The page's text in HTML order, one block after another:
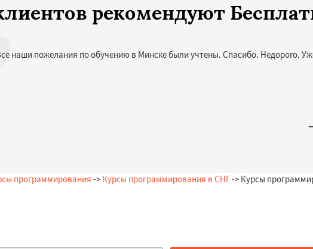
рекомендуют
наши пожелания по обучению в Минске были учтены. Спасибо. Недорого.
программирования -> Курсы программирования в СНГ-> Курсы